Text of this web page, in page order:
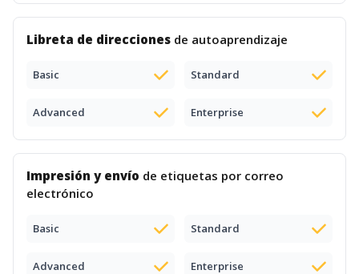
Libreta de direcciones de autoaprendizaje
Basic Standard
Advanced Enterprise
Impresión y envío de etiquetas por correo
electrónico
Basic Standard
Advanced Enterprise